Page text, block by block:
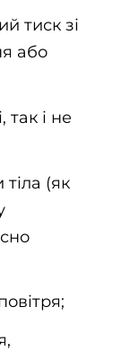
тиск зі
або
так і не
(як